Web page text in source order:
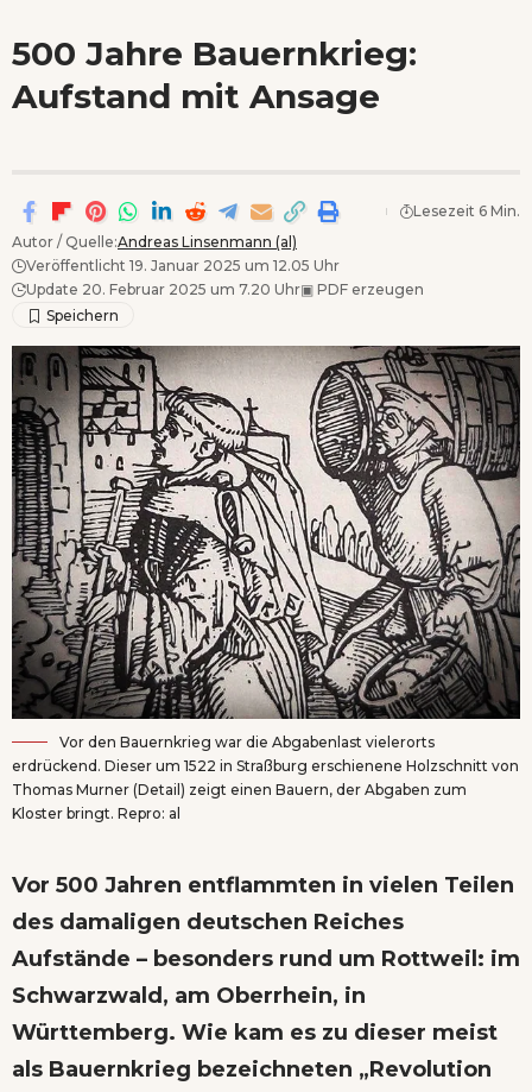
500 Jahre Bauernkrieg:
Aufstand mit Ansage
Autor / Quelle:Andreas Linsenmann (al)
Veröffentlicht 19. Januar 2025 um 12.05 Uhr
Update 20. Februar 2025 um 7.20 Uhr▣ PDF erzeugen
Lesezeit 6 Min.
Vor den Bauernkrieg war die Abgabenlast vielerorts
erdrückend. Dieser um 1522 in Straßburg erschienene Holzschnitt von
Thomas Murner (Detail) zeigt einen Bauern, der Abgaben zum
Kloster bringt. Repro: al
Vor 500 Jahren entflammten in vielen Teilen
des damaligen deutschen Reiches
Aufstände – besonders rund um Rottweil: im
Schwarzwald, am Oberrhein, in
Württemberg. Wie kam es zu dieser meist
als Bauernkrieg bezeichneten „Revolution